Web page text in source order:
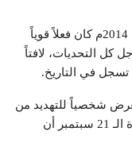
وبين السيد عبدالملك أنن التحرك الثوري في 2014م كان فعلاً قوياً
كل التحديات، لافتاً
في التاريخ.
شخصياً للتهديد من
قبل سفراء الدول، وأنهم طلبوا منه خلال ثورة الـ 21 سبتمبر أن